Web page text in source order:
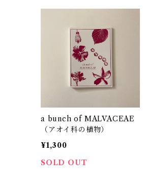
a bunch of MALVACEAE
（アオイ科の植物）
¥1,300
SOLD OUT